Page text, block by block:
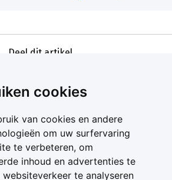
cookies
van cookies en andere
om uw surfervaring
te verbeteren, om
inhoud en advertenties te
te analyseren
Deel dit artikel